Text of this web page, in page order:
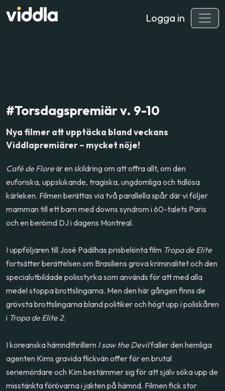
Logga in
#Torsdagspremiär v. 9-10
Nya filmer att upptäcka bland veckans
Viddlapremiärer – mycket nöje!
Café de Floreär en skildring om att offra allt, om den
euforiska, uppslukande, tragiska, ungdomliga och tidlösa
kärleken. Filmen berättas via två parallella spår där vi följer
mamman till ett barn med downs syndrom i 60-talets Paris
och en berömd DJ i dagens Montreal.
I uppföljaren till José Padilhas prisbelönta film Tropa de Elite
fortsätter berättelsen om Brasiliens grova kriminalitet och den
specialutbildade polisstyrka som används för att med alla
medel stoppa brottslingarna. Men den här gången finns de
grövsta brottslingarna bland politiker och högt upp i poliskåren
i Tropa de Elite 2.
I koreanska hämndthrillern I saw the Devilfaller den hemliga
agenten Kims gravida flickvän offer för en brutal
seriemördare och Kim bestämmer sig för att själv söka upp de
misstänkta förövarna i jakten på hämnd. Filmen fick stor